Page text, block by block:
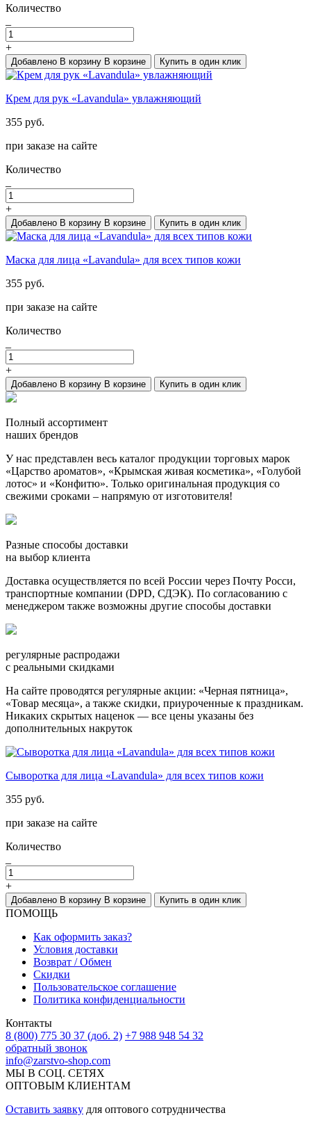
Количество
+
Добавлено В корзину В корзине Купить в один клик
Крем для рук «Lavandula» увлажняющий
355 руб.
при заказе на сайте
Количество
+
Добавлено В корзину В корзине Купить в один клик
Маска для лица «Lavandula» для всех типов кожи
355 руб.
при заказе на сайте
Количество
+
Добавлено В корзину В корзине Купить в один клик
Полный ассортимент
наших брендов
У нас представлен весь каталог продукции торговых марок
«Царство ароматов», «Крымская живая косметика», «Голубой
лотос» и «Конфитю». Только оригинальная продукция со
свежими сроками – напрямую от изготовителя!
Разные способы доставки
на выбор клиента
Доставка осуществляется по всей России через Почту Росси,
транспортные компании (DPD, СДЭК). По согласованию с
менеджером также возможны другие способы доставки
регулярные распродажи
с реальными скидками
На сайте проводятся регулярные акции: «Черная пятница»,
«Товар месяца», а также скидки, приуроченные к праздникам.
Никаких скрытых наценок — все цены указаны без
дополнительных накруток
Сыворотка для лица «Lavandula» для всех типов кожи
355 руб.
при заказе на сайте
Количество
+
Добавлено В корзину В корзине Купить в один клик
ПОМОЩЬ
Как оформить заказ?
Условия доставки
Возврат / Обмен
Скидки
Пользовательское соглашение
Политика конфиденциальности
Контакты
8 (800) 775 30 37 (доб. 2) +7 988 948 54 32
обратный звонок
info@zarstvo-shop.com
МЫ В СОЦ. СЕТЯХ
ОПТОВЫМ КЛИЕНТАМ
Оставить заявку для оптового сотрудничества